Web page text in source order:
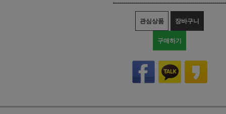
관심상품 장바구니
구매하기